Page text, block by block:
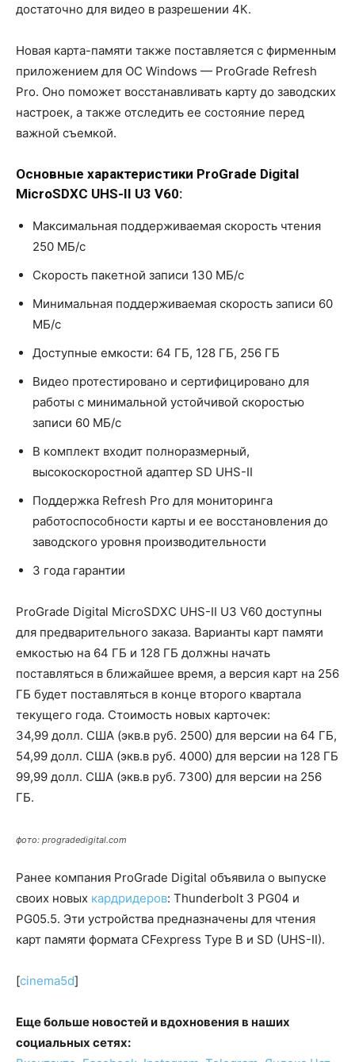
достаточно для видео в разрешении 4К.
Новая карта-памяти также поставляется с фирменным
приложением для ОС Windows — ProGrade Refresh
Pro. Оно поможет восстанавливать карту до заводских
настроек, а также отследить ее состояние перед
важной съемкой.
Основные характеристики ProGrade Digital
MicroSDXC UHS-II U3 ​​ V60:
Максимальная поддерживаемая скорость чтения
250 МБ/с
Скорость пакетной записи 130 МБ/с
Минимальная поддерживаемая скорость записи 60
МБ/с
Доступные емкости: 64 ГБ, 128 ГБ, 256 ГБ
Видео протестировано и сертифицировано для
работы с минимальной устойчивой скоростью
записи 60 МБ/с
В комплект входит полноразмерный,
высокоскоростной адаптер SD UHS-II
Поддержка Refresh Pro для мониторинга
работоспособности карты и ее восстановления до
заводского уровня производительности
3 года гарантии
ProGrade Digital MicroSDXC UHS-II U3 ​​V60 доступны
для предварительного заказа. Варианты карт памяти
емкостью на 64 ГБ и 128 ГБ должны начать
поставляться в ближайшее время, а версия карт на 256
ГБ будет поставляться в конце второго квартала
текущего года. Стоимость новых карточек:
34,99 долл. США (экв.в руб. 2500) для версии на 64 ГБ,
54,99 долл. США (экв.в руб. 4000) для версии на 128 ГБ
99,99 долл. США (экв.в руб. 7300) для версии на 256
ГБ.
фото: progradedigital.com
Ранее компания ProGrade Digital объявила о выпуске
своих новых кардридеров: Thunderbolt 3 PG04 и
PG05.5. Эти устройства предназначены для чтения
карт памяти формата CFexpress Type B и SD (UHS-II).
[cinema5d]
Еще больше новостей и вдохновения в наших
социальных сетях: